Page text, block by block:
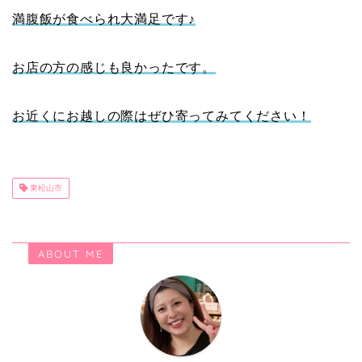
満腹飯が食べられ大満足です♪
お店の方の感じも良かったです。
お近くにお越しの際はぜひ寄ってみてください！
東松山市
ABOUT ME